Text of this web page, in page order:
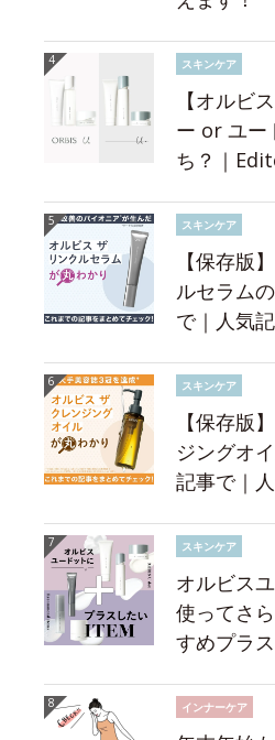
スキンケア
【オルビ
ー or ユー
ち？｜
スキンケア
【保存版
ルセラム
で｜人気
スキンケア
【保存版
ジングオ
記事で｜
スキンケア
オルビス
使ってさ
すめプラ
インナーケア